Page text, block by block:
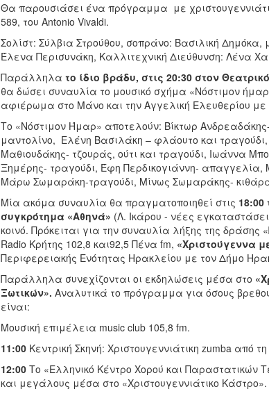
Θα παρουσιάσει ένα πρόγραμμα με
589, του Antonio Vivaldi.
Σολίστ: Σύλβια Στρούθου, σοπράνο: Βασιλική
Έλενα Περισυνάκη, Καλλιτεχνική Διεύθυνση: Λένα
Παράλληλα το ίδιο βράδυ, στις 20:30 στον
θα δώσει συναυλία το μουσικό σχήμα «Νόστιμον
αφιέρωμα στο Μάνο και την Αγγελική Ελευθερίου
Το «Νόστιμον Ήμαρ» αποτελούν: Βίκτωρ
μαντολίνο, Ελένη Βασιλάκη – φλάουτο και
Μαθιουδάκης- τζουράς, ούτι και τραγούδι, Ιωάννα
Ξημέρης- τραγούδι, Έφη Περδικογιάννη-
Μάρω Σωμαράκη-τραγούδι, Μίνως Σωμαράκης-
Μία ακόμα συναυλία θα πραγματοποιηθεί στις 18:00
συγκρότημα «Αθηνά» (Λ. Ικάρου - νέες
κοινό. Πρόκειται για την συναυλία λήξης της
Radio Κρήτης 102,8 και92,5 Πένα fm, «Χριστούγεννα
Περιφερειακής Ενότητας Ηρακλείου με τον Δήμο
Παράλληλα συνεχίζονται οι εκδηλώσεις μέσα στο
Ξωτικών». Αναλυτικά το πρόγραμμα για όσους
είναι:
Μουσική επιμέλεια music club 105,8 fm.
11:00Κεντρική Σκηνή: Χριστουγεννιάτικη zumba από
12:00Το «Ελληνικό Κέντρο Χορού και Παραστατικών
και μεγάλους μέσα στο «Χριστουγεννιάτικο Κάστρο».